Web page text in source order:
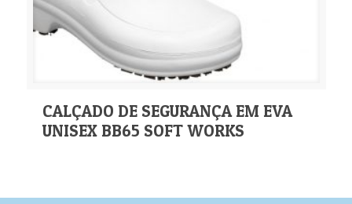
CALÇADO DE SEGURANÇA EM EVA
UNISEX BB65 SOFT WORKS